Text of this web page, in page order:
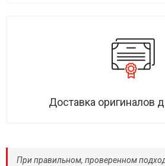
Доставка оригиналов
При правильном, проверенном